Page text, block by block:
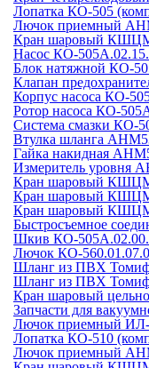
Лопатка КО-505
Лючок приемный
Кран шаровый КШЦМ
Насос КО-
Блок натяжной КО-
Клапан
Корпус насоса КО-
Ротор насоса КО-
Система смазки КО-
Втулка шланга
Гайка накидная
Измеритель уровня
Кран шаровый КШЦМ
Кран шаровый КШЦМ
Кран шаровый КШЦМ
Быстросъемное
Шкив КО-
Лючок КО-
Шланг из ПВХ
Шланг из ПВХ
Кран шаровый
Запчасти для
Лючок приемный ИЛ-
Лопатка КО-510
Лючок приемный